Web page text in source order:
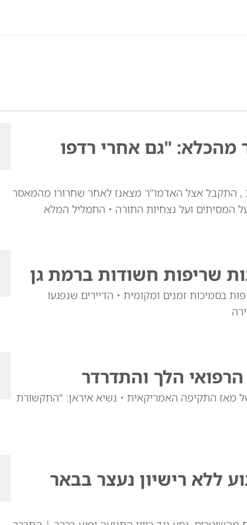
מהכלא: "גם אחרי רדפו
, התקבל אצל האדמו"ר מצאנז לאחר שחרורו מהמאסר
המסיתים ועל נצחיות התורה • התמליל המלא
שריפות חשודות ברמת גן
בסמיכות זמנים ומקומית • הדיירים שנפגעו
הלך והתדרדר
מאז התקיפה האמריקאית • נשיא איראן: "התקשורת
ללא רישיון נעצר בבאר